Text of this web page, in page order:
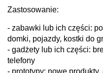
Zastosowanie:
- zabawki lub ich części:
domki, pojazdy, kostki do
- gadżety lub ich części:
telefony